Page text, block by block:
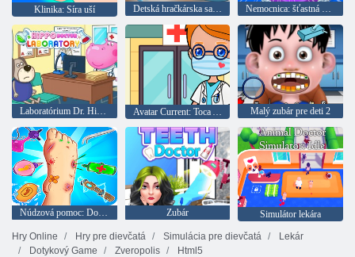
Klinika: Síra uší Detská hračkárska sada mobil
Avatar Current: Toca Avatar moja nemocnica Malý zubár pre deti 2
Núdzová pomoc: Doktor v krokoch Zubár
Simulátor lekára
Hry Online
Hry pre dievčatá Simulácia pre dievčatá
Lekár
Dotykový Game
Zveropolis Html5